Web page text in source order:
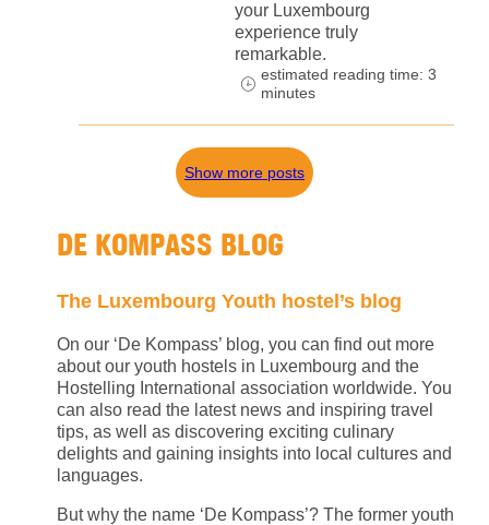
your Luxembourg
experience truly
remarkable.
estimated reading time: 3
minutes
Show more posts
DE KOMPASS BLOG
The Luxembourg Youth hostel’s blog
On our ‘De Kompass’ blog, you can find out more
about our youth hostels in Luxembourg and the
Hostelling International association worldwide. You
can also read the latest news and inspiring travel
tips, as well as discovering exciting culinary
delights and gaining insights into local cultures and
languages.
But why the name ‘De Kompass’? The former youth